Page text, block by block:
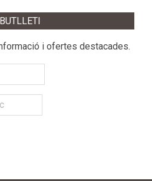
BUTLLETI
i ofertes destacades.